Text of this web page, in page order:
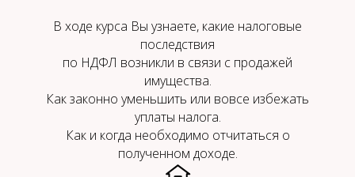
В ходе курса Вы узнаете, какие налоговые
последствия
по НДФЛ возникли в связи с продажей
имущества.
Как законно уменьшить или вовсе избежать
уплаты налога.
Как и когда необходимо отчитаться о
полученном доходе.